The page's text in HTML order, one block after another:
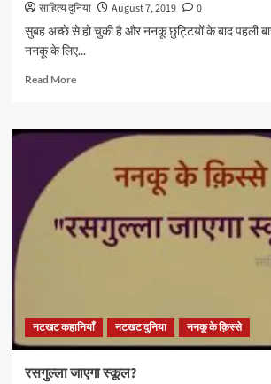
साहित्य दुनिया August 7, 2019
0
सुबह अच्छे से हो चुकी है और ननकू छुट्टियों के बाद पहली
ननकू के लिए...
Read MoreRead
स्कूल
पहला
नटखट कहानियाँ नटखट दुनिया ननकू के क़िस्से
रसगुल्ला जाएगा स्कूल?